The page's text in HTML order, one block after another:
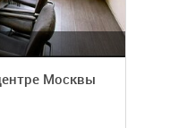
Москвы